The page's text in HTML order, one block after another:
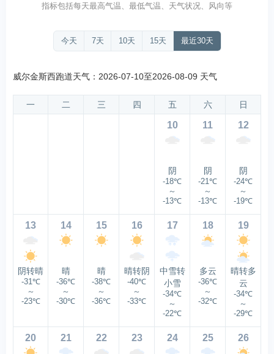
指标包括每天最高气温、最低气温、天气状况、风向等
今天 7天 10天 15天 最近30天
威尔金斯西跑道天气：2026-07-10至2026-08-09 天气
一 二 三 四 五 六 日
10
阴
-18℃
～
-13℃
11
阴
-21℃
～
-13℃
12
阴
-24℃
～
-19℃
13
阴转晴
-31℃
～
-23℃
14
晴
-36℃
～
-30℃
15
晴
-38℃
～
-36℃
16
晴转阴
-40℃
～
-33℃
17
中雪转
小雪
-34℃
～
-22℃
18
多云
-36℃
～
-32℃
19
晴转多
云
-34℃
～
-29℃
20 21 22 23 24 25 26